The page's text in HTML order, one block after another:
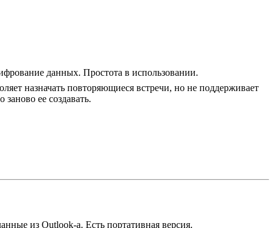
данных. Простота в использовании.
назначать повторяющиеся встречи, но не поддерживает
ее создавать.
из Outlook-а. Есть портативная версия.